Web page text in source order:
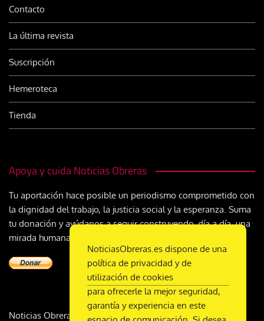
Contacto
La última revista
Suscripción
Hemeroteca
Tienda
Apoya y cuida Noticias Obreras
Tu aportación hace posible un periodismo comprometido con
la dignidad del trabajo, la justicia social y la esperanza. Suma
tu donación y ayúdanos a seguir construyendo, día a día, una
mirada humana y cristiana sobre el mundo del trabajo
Noticias Obreras | DL M-2359-1958 | ISSN 2340-9231 |
NoticiasObreras.es dispone de una
política de privacidad y de
utilización de cookies
para ofrecerle la mejor seguridad,
garantía y experiencia en este